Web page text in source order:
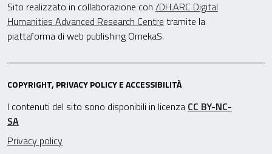
Sito realizzato in collaborazione con /DH.ARC Digital
Humanities Advanced Research Centre tramite la
piattaforma di web publishing OmekaS.
COPYRIGHT, PRIVACY POLICY E ACCESSIBILITÀ
I contenuti del sito sono disponibili in licenza CC BY-NC-
SA
Privacy policy